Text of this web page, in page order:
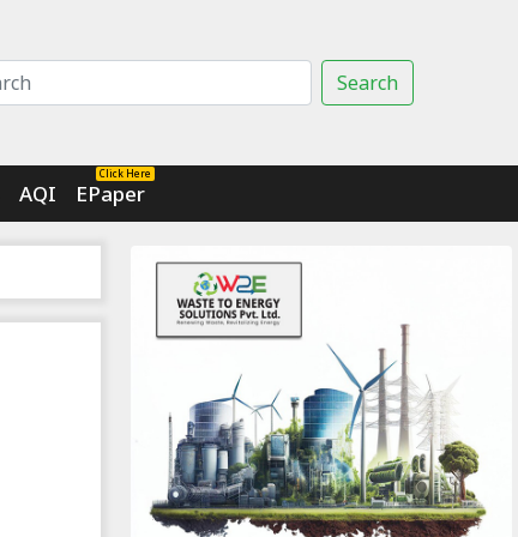
Search
AQI
Click Here
EPaper